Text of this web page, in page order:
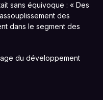
sans équivoque : « Des
des
dans le segment des
du développement